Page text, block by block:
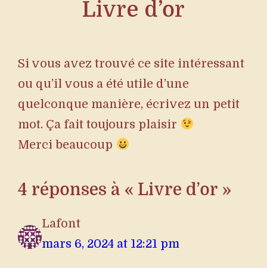
Livre d’or
Si vous avez trouvé ce site intéressant
ou qu’il vous a été utile d’une
quelconque manière, écrivez un petit
mot. Ça fait toujours plaisir
Merci beaucoup
4 réponses à « Livre d’or »
Lafont
mars 6, 2024 at 12:21 pm